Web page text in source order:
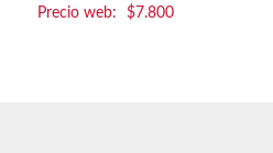
$7.800